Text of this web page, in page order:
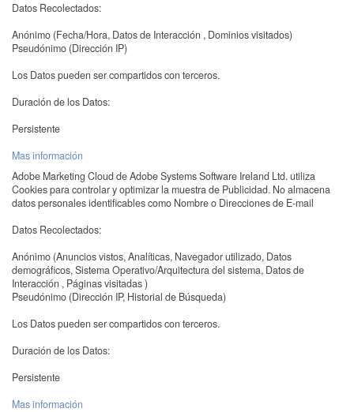
Datos Recolectados:
Anónimo (Fecha/Hora, Datos de Interacción , Dominios visitados)
Pseudónimo (Dirección IP)
Los Datos pueden ser compartidos con terceros.
Duración de los Datos:
Persistente
Mas información
Adobe Marketing Cloud de Adobe Systems Software Ireland Ltd. utiliza
Cookies para controlar y optimizar la muestra de Publicidad. No almacena
datos personales identificables como Nombre o Direcciones de E-mail
Datos Recolectados:
Anónimo (Anuncios vistos, Analíticas, Navegador utilizado, Datos
demográficos, Sistema Operativo/Arquitectura del sistema, Datos de
Interacción , Páginas visitadas )
Pseudónimo (Dirección IP, Historial de Búsqueda)
Los Datos pueden ser compartidos con terceros.
Duración de los Datos:
Persistente
Mas información